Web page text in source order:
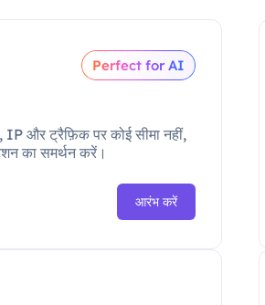
Perfect for AI
और ट्रैफ़िक पर कोई सीमा नहीं,
का समर्थन करें।
आरंभ करें